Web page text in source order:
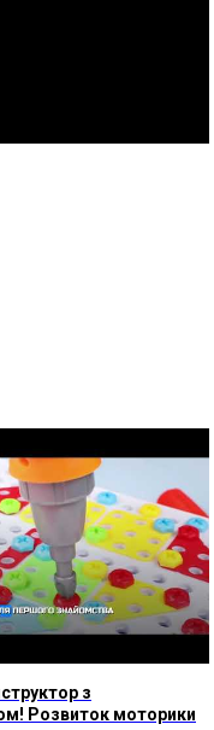
з
Розвиток моторики